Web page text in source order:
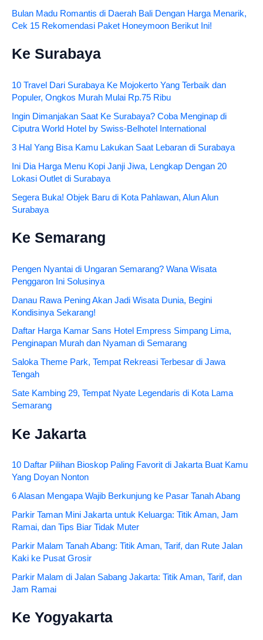
Bulan Madu Romantis di Daerah Bali Dengan Harga Menarik,
Cek 15 Rekomendasi Paket Honeymoon Berikut Ini!
Ke Surabaya
10 Travel Dari Surabaya Ke Mojokerto Yang Terbaik dan
Populer, Ongkos Murah Mulai Rp.75 Ribu
Ingin Dimanjakan Saat Ke Surabaya? Coba Menginap di
Ciputra World Hotel by Swiss-Belhotel International
3 Hal Yang Bisa Kamu Lakukan Saat Lebaran di Surabaya
Ini Dia Harga Menu Kopi Janji Jiwa, Lengkap Dengan 20
Lokasi Outlet di Surabaya
Segera Buka! Objek Baru di Kota Pahlawan, Alun Alun
Surabaya
Ke Semarang
Pengen Nyantai di Ungaran Semarang? Wana Wisata
Penggaron Ini Solusinya
Danau Rawa Pening Akan Jadi Wisata Dunia, Begini
Kondisinya Sekarang!
Daftar Harga Kamar Sans Hotel Empress Simpang Lima,
Penginapan Murah dan Nyaman di Semarang
Saloka Theme Park, Tempat Rekreasi Terbesar di Jawa
Tengah
Sate Kambing 29, Tempat Nyate Legendaris di Kota Lama
Semarang
Ke Jakarta
10 Daftar Pilihan Bioskop Paling Favorit di Jakarta Buat Kamu
Yang Doyan Nonton
6 Alasan Mengapa Wajib Berkunjung ke Pasar Tanah Abang
Parkir Taman Mini Jakarta untuk Keluarga: Titik Aman, Jam
Ramai, dan Tips Biar Tidak Muter
Parkir Malam Tanah Abang: Titik Aman, Tarif, dan Rute Jalan
Kaki ke Pusat Grosir
Parkir Malam di Jalan Sabang Jakarta: Titik Aman, Tarif, dan
Jam Ramai
Ke Yogyakarta